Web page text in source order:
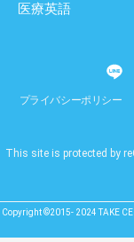
医療英語
プライバシーポリシー
This site is protected by
Copyright ©2015- 2024 TAKE